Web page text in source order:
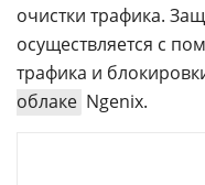
очистки трафика.
осуществляется с
трафика и
облаке Ngenix.